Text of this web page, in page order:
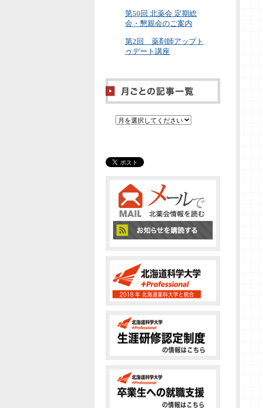
第50回 北薬会 定期総
会・懇親会のご案内
第2回 薬剤師アップト
ゥデート講座